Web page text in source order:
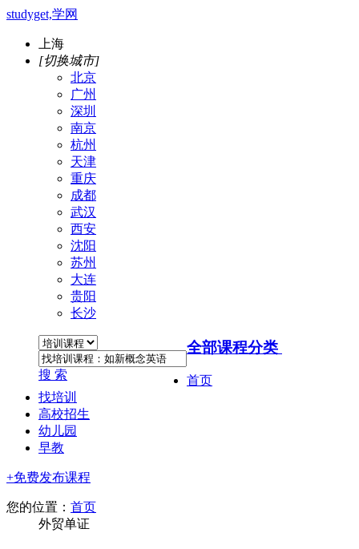
studyget,学网
上海
[切换城市]
北京
广州
深圳
南京
杭州
天津
重庆
成都
武汉
西安
沈阳
苏州
大连
贵阳
长沙
搜 索
全部课程分类
首页
找培训
高校招生
幼儿园
早教
+免费发布课程
您的位置： 首页
外贸单证